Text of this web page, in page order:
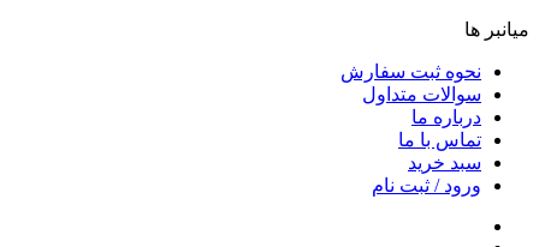
میانبر ها
نحوه ثبت سفارش
سوالات متداول
درباره ما
تماس با ما
سبد خرید
ورود / ثبت نام